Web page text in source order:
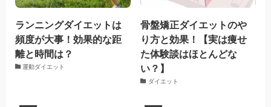
ランニングダイエットは
頻度が大事！効果的な距
離と時間は？
運動ダイエット
骨盤矯正ダイエットのや
り方と効果！【実は痩せ
た体験談はほとんどな
い？】
ダイエット